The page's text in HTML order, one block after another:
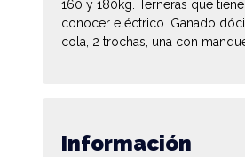
160 y 180kg. Terneras que
conocer eléctrico. Ganado
cola, 2 trochas, una con
Información